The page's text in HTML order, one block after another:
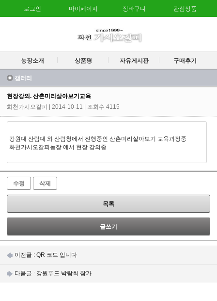
로그인 마이페이지 장바구니 관심상품
농장소개 상품평 자유게시판 구매후기
갤러리
현장강의. 산촌미리살아보기교육
화천가시오갈피
| 2014-10-11 | 조회수 4115
강원대 산림대 와 산림청에서 진행중인 산촌미리살아보기 교육과정중
화천가시오갈피농장 에서 현장 강의중
수정 삭제
목록
글쓰기
이전글 : QR 코드 입니다
다음글 : 강원푸드 박람회 참가